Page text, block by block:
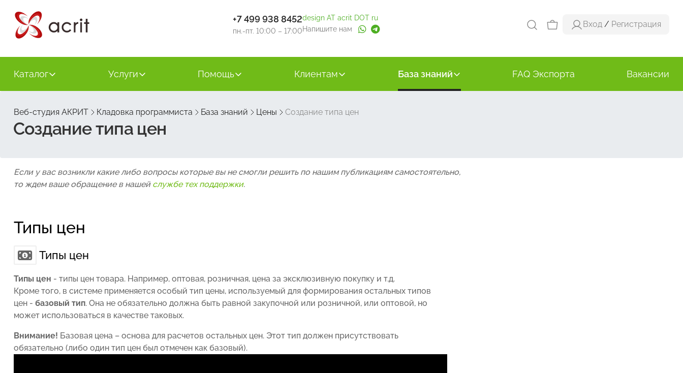
+7 499 938 8452
пн.-пт. 10:00 – 17:00
design AT acrit DOT ru
Напишите нам
Вход / Регистрация
Каталог Услуги Помощь Клиентам База знаний FAQ Экспорта Вакансии
Веб-студия АКРИТ Кладовка программиста База знаний Цены Создание типа цен
Создание типа цен
Если у вас возникли какие либо вопросы которые вы не смогли решить по нашим публикациям самостоятельно,
то ждем ваше обращение в нашей службе тех поддержки.
Типы цен
Типы цен
Типы цен - типы цен товара. Например, оптовая, розничная, цена за эксклюзивную покупку и т.д.
Кроме того, в системе применяется особый тип цены, используемый для формирования остальных типов
цен - базовый тип. Она не обязательно должна быть равной закупочной или розничной, или оптовой, но
может использоваться в качестве таковых.
Внимание! Базовая цена – основа для расчетов остальных цен. Этот тип должен присутствовать
обязательно (либо один тип цен был отмечен как базовый).